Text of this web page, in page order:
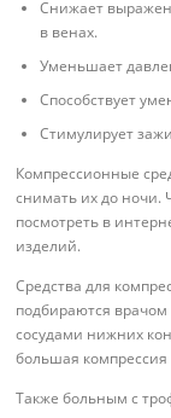
Снижает
в венах.
Уменьшает
Способствует
Стимулирует
Компрессионные
снимать их до ночи.
посмотреть в
изделий.
Средства для
подбираются
сосудами нижних
большая
Также больным с